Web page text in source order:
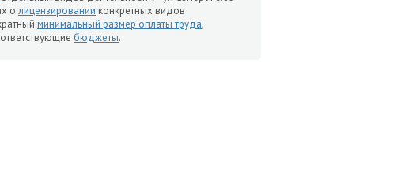
о лицензировании конкретных видов
минимальный размер оплаты труда,
бюджеты.